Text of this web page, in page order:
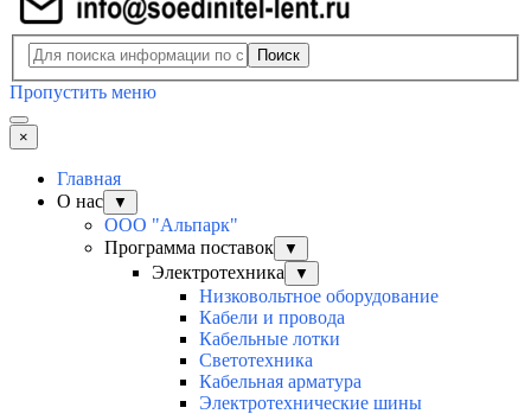
Поиск
Пропустить меню
×
Главная
О нас
▼
ООО "Альпарк"
Программа поставок
▼
Электротехника ▼
Низковольтное оборудование
Кабели и провода
Кабельные лотки
Светотехника
Кабельная арматура
Электротехнические шины